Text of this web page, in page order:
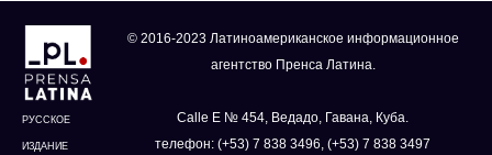
РУССКОЕ
ИЗДАНИЕ
© 2016-2023 Латиноамериканское информационное
агентство Пренса Латина.
Calle E № 454, Ведадо, Гавана, Куба.
телефон: (+53) 7 838 3496, (+53) 7 838 3497